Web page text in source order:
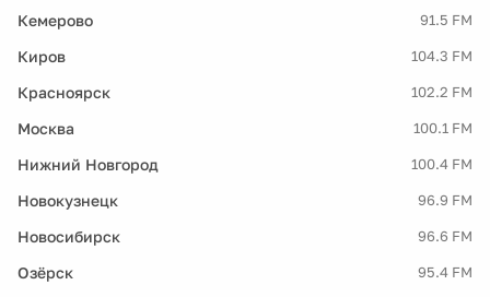
Кемерово 91.5 FM
Киров 104.3 FM
Красноярск 102.2 FM
Москва 100.1 FM
Нижний Новгород 100.4 FM
Новокузнецк 96.9 FM
Новосибирск 96.6 FM
Озёрск 95.4 FM